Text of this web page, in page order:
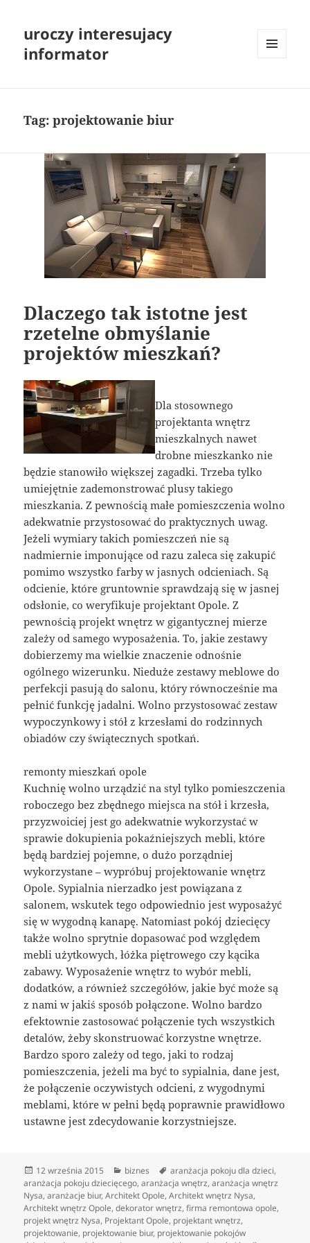
uroczy interesujacy
informator
Tag:projektowanie biur
Dlaczego tak istotne jest
rzetelne obmyślanie
projektów mieszkań?
Dla stosownego
projektanta wnętrz
mieszkalnych nawet
drobne mieszkanko nie
będzie stanowiło większej zagadki. Trzeba tylko
umiejętnie zademonstrować plusy takiego
mieszkania. Z pewnością małe pomieszczenia wolno
adekwatnie przystosować do praktycznych uwag.
Jeżeli wymiary takich pomieszczeń nie są
nadmiernie imponujące od razu zaleca się zakupić
pomimo wszystko farby w jasnych odcieniach. Są
odcienie, które gruntownie sprawdzają się w jasnej
odsłonie, co weryfikuje projektant Opole. Z
pewnością projekt wnętrz w gigantycznej mierze
zależy od samego wyposażenia. To, jakie zestawy
dobierzemy ma wielkie znaczenie odnośnie
ogólnego wizerunku. Nieduże zestawy meblowe do
perfekcji pasują do salonu, który równocześnie ma
pełnić funkcję jadalni. Wolno przystosować zestaw
wypoczynkowy i stół z krzesłami do rodzinnych
obiadów czy świątecznych spotkań.
remonty mieszkań opole
Kuchnię wolno urządzić na styl tylko pomieszczenia
roboczego bez zbędnego miejsca na stół i krzesła,
przyzwoiciej jest go adekwatnie wykorzystać w
sprawie dokupienia pokaźniejszych mebli, które
będą bardziej pojemne, o dużo porządniej
wykorzystane – wypróbuj projektowanie wnętrz
Opole. Sypialnia nierzadko jest powiązana z
salonem, wskutek tego odpowiednio jest wyposażyć
się w wygodną kanapę. Natomiast pokój dziecięcy
także wolno sprytnie dopasować pod względem
mebli użytkowych, łóżka piętrowego czy kącika
zabawy. Wyposażenie wnętrz to wybór mebli,
dodatków, a również szczegółów, jakie być może są
z nami w jakiś sposób połączone. Wolno bardzo
efektownie zastosować połączenie tych wszystkich
detalów, żeby skonstruować korzystne wnętrze.
Bardzo sporo zależy od tego, jaki to rodzaj
pomieszczenia, jeżeli ma być to sypialnia, dane jest,
że połączenie oczywistych odcieni, z wygodnymi
meblami, które w pełni będą poprawnie prawidłowo
ustawne jest zdecydowanie korzystniejsze.
Data
publikacji
12 września 2015 Kategorie
biznes Tagi
aranżacja pokoju dla dzieci,
aranżacja pokoju dziecięcego,aranżacja wnętrz,aranżacja wnętrz
Nysa,aranżacje biur,Architekt Opole,Architekt wnętrz Nysa,
Architekt wnętrz Opole,dekorator wnętrz,firma remontowa opole,
projekt wnętrz Nysa, Projektant Opole, projektant wnętrz,
projektowanie, projektowanie biur, projektowanie pokojów